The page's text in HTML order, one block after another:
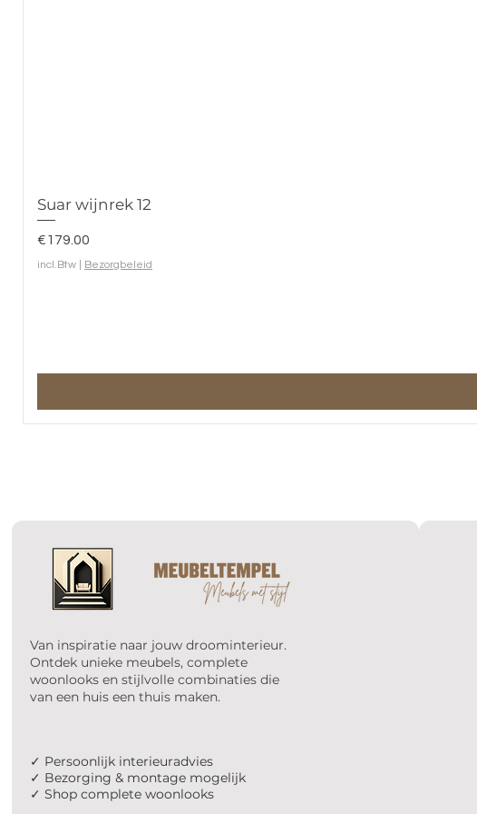
Suar wijnrek 12
Prijs
€179.00
incl.Btw Bezorgbeleid
Van inspiratie naar jouw droominterieur.
Ontdek unieke meubels, complete
woonlooks en stijlvolle combinaties die
van een huis een thuis maken.
✓ Persoonlijk interieuradvies
✓ Bezorging & montage mogelijk
✓ Shop complete woonlooks